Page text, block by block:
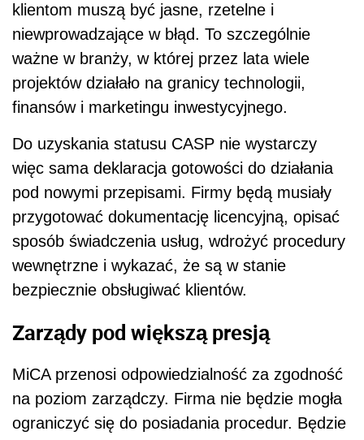
klientom muszą być jasne, rzetelne i
niewprowadzające w błąd. To szczególnie
ważne w branży, w której przez lata wiele
projektów działało na granicy technologii,
finansów i marketingu inwestycyjnego.
Do uzyskania statusu CASP nie wystarczy
więc sama deklaracja gotowości do działania
pod nowymi przepisami. Firmy będą musiały
przygotować dokumentację licencyjną, opisać
sposób świadczenia usług, wdrożyć procedury
wewnętrzne i wykazać, że są w stanie
bezpiecznie obsługiwać klientów.
Zarządy pod większą presją
MiCA przenosi odpowiedzialność za zgodność
na poziom zarządczy. Firma nie będzie mogła
ograniczyć się do posiadania procedur. Będzie